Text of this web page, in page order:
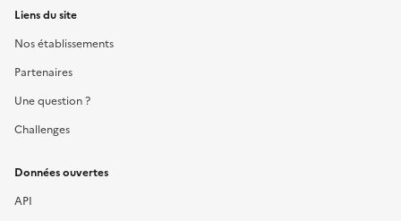
Liens du site
Nos établissements
Partenaires
Une question ?
Challenges
Données ouvertes
API